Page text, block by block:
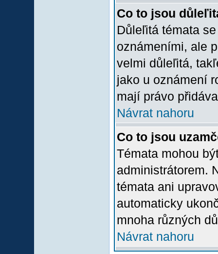
Co to jsou
Důleľitá témata
oznámeními, ale
velmi důleľitá,
jako u oznámení
mají právo
Návrat nahoru
Co to jsou
Témata mohou
administrátorem.
témata ani
automaticky
mnoha různých
Návrat nahoru